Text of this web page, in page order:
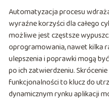
Automatyzacja procesu
wyraźne korzyści dla całego
możliwe jest częstsze
oprogramowania, nawet kilka
ulepszenia i poprawki mogą
po ich zatwierdzeniu.
funkcjonalności to klucz do
dynamicznym rynku aplikacji